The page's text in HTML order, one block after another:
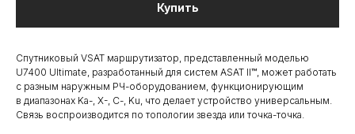
Купить
Спутниковый VSAT маршрутизатор, представленный моделью
U7400 Ultimate, разработанный для систем ASAT II™, может работать
с разным наружным РЧ-оборудованием, функционирующим
в диапазонах Ka-, X-, С-, Ku, что делает устройство универсальным.
Связь воспроизводится по топологии звезда или точка-точка.